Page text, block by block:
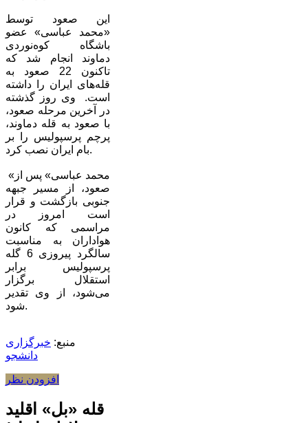
این صعود توسط
«محمد عباسی» عضو
باشگاه کوه‌نوردی
دماوند انجام شد که
تاکنون 22 صعود به
قله‌های ایران را داشته
است. وی روز گذشته
در آخرین مرحله صعود،
با صعود به قله دماوند،
پرچم پرسپولیس را بر
بام ایران نصب کرد.
«محمد عباسی» پس از
صعود، از مسیر جبهه
جنوبی بازگشت و قرار
است امروز در
مراسمی که کانون
هواداران به مناسبت
سالگرد پیروزی 6 گله
پرسپولیس برابر
استقلال برگزار
می‌شود، از وی تقدیر
شود.
منبع: خبرگزاری
دانشجو
افزودن نظر
قله «بل» اقلید